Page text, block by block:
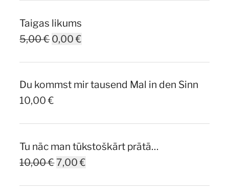
Taigas likums
5,00€Original
5,00 €.
0,00€
0,00 €.
Du kommst mir tausend Mal in den Sinn
10,00€
Tu nāc man tūkstoškārt prātā…
10,00€Original
7,00€